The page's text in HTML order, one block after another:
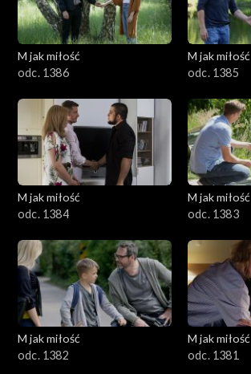
M jak miłość
odc. 1386
M jak miłość
odc. 1385
M jak miłość
odc. 1384
M jak miłość
odc. 1383
M jak miłość
odc. 1382
M jak miłość
odc. 1381